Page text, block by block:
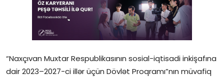
Pedaqogika
Qəzetin PDF arxivi
“Naxçıvan Muxtar Respublikasının sosial-iqtisadi inkişafına
dair 2023–2027-ci illər üçün Dövlət Proqramı”nın müvafiq